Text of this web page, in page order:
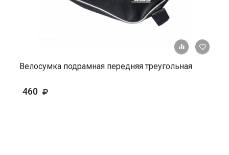
+ К
Велосумка подрамная передняя треугольная
460